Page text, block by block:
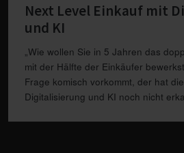
Next Level Einkauf mit
und KI
„Wie wollen Sie in 5 Jahren das
mit der Hälfte der Einkäufer
Frage komisch vorkommt, der hat
Digitalisierung und KI noch nicht